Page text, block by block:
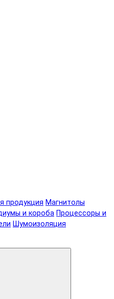
продукция Магнитолы
и короба Процессоры и
Шумоизоляция